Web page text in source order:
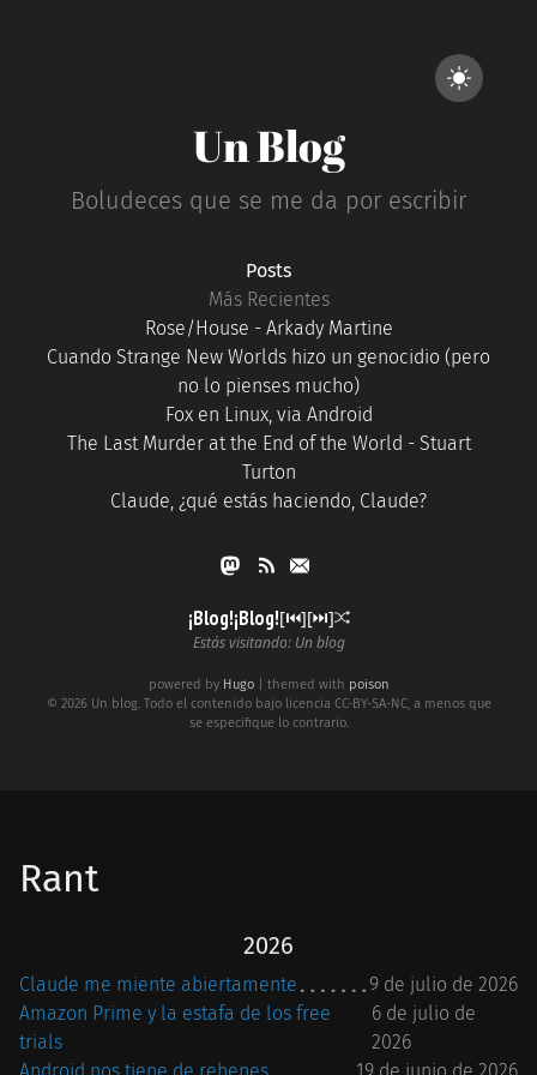
Un Blog
Boludeces que se me da por escribir
Posts
Más Recientes
Rose/House - Arkady Martine
Cuando Strange New Worlds hizo un genocidio (pero
no lo pienses mucho)
Fox en Linux, via Android
The Last Murder at the End of the World - Stuart
Turton
Claude, ¿qué estás haciendo, Claude?
¡Blog!¡Blog![⏮︎][⏭︎]
Estás visitando: Un blog
powered by Hugo| themed with poison
© 2026 Un blog. Todo el contenido bajo licencia CC-BY-SA-NC, a menos que
se especifique lo contrario.
Rant
2026
Claude me miente abiertamente
9 de julio de 2026
Amazon Prime y la estafa de los free
trials
6 de julio de
2026